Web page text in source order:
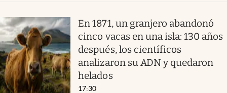
En 1871, un granjero abandonó
cinco vacas en una isla: 130 años
después, los científicos
analizaron su ADN y quedaron
helados
17:30